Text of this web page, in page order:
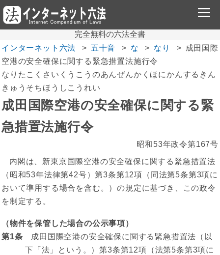
完全無料の六法全書
インターネット六法
五十音 な なり
成田国際
空港の安全確保に関する緊急措置法施行令
なりたこくさいくうこうのあんぜんかくほにかんするきん
きゅうそちほうしこうれい
成田国際空港の安全確保に関する緊
急措置法施行令
昭和53年政令第167号
内閣は、新東京国際空港の安全確保に関する緊急措置法
（昭和53年法律第42号）第3条第12項（同法第5条第3項に
おいて準用する場合を含む。）の規定に基づき、この政令
を制定する。
（物件を保管した場合の公示事項）
第1条 成田国際空港の安全確保に関する緊急措置法（以
下「法」という。）第3条第12項（法第5条第3項に